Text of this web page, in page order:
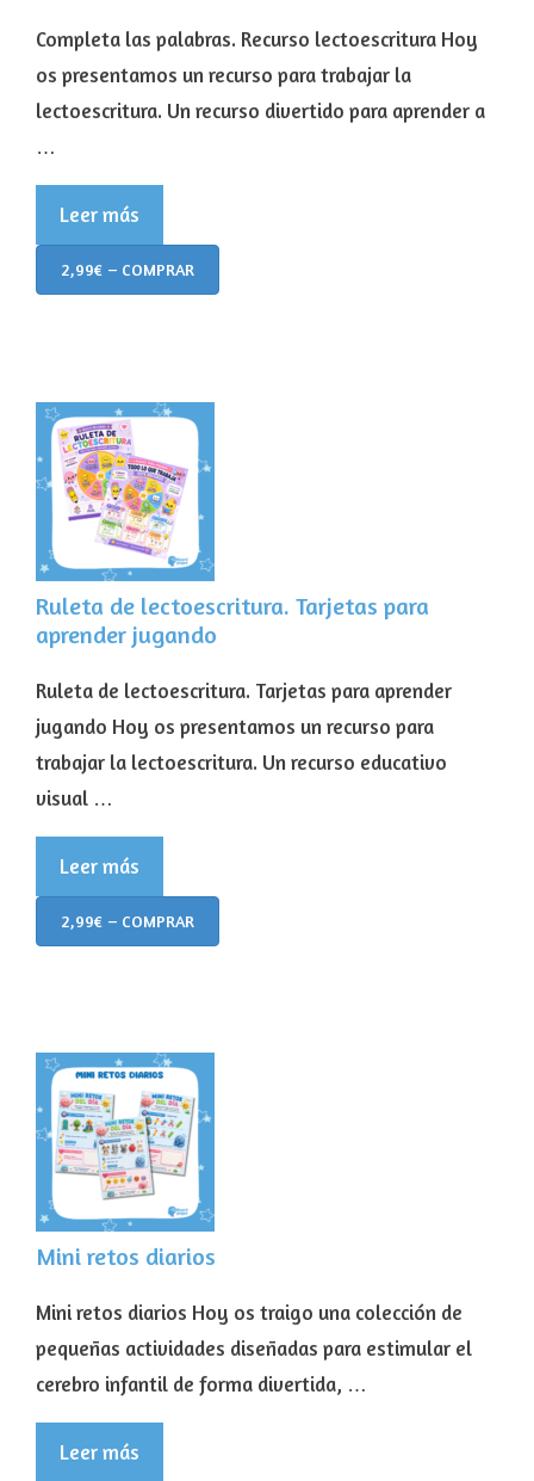
Completa las palabras. Recurso lectoescritura Hoy
os presentamos un recurso para trabajar la
lectoescritura. Un recurso divertido para aprender a
…
Leer más
2,99€ – COMPRAR
Ruleta de lectoescritura. Tarjetas para
aprender jugando
Ruleta de lectoescritura. Tarjetas para aprender
jugando Hoy os presentamos un recurso para
trabajar la lectoescritura. Un recurso educativo
visual …
Leer más
2,99€ – COMPRAR
Mini retos diarios
Mini retos diarios Hoy os traigo una colección de
pequeñas actividades diseñadas para estimular el
cerebro infantil de forma divertida, …
Leer más